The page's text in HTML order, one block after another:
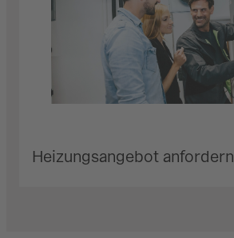
Heizungsangebot anfordern